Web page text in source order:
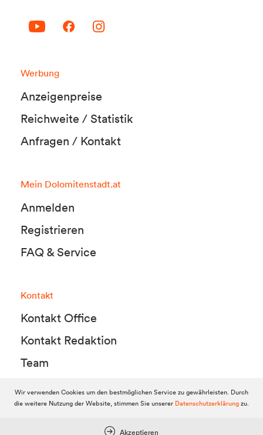
Werbung
Anzeigenpreise
Reichweite / Statistik
Anfragen / Kontakt
Mein Dolomitenstadt.at
Anmelden
Registrieren
FAQ & Service
Kontakt
Kontakt Office
Kontakt Redaktion
Team
© 2010-2026 Dolomitenstadt.at
Wir verwenden Cookies um den bestmöglichen Service zu gewährleisten. Durch
die weitere Nutzung der Website, stimmen Sie unserer Datenschutzerklärungzu.
Akzeptieren